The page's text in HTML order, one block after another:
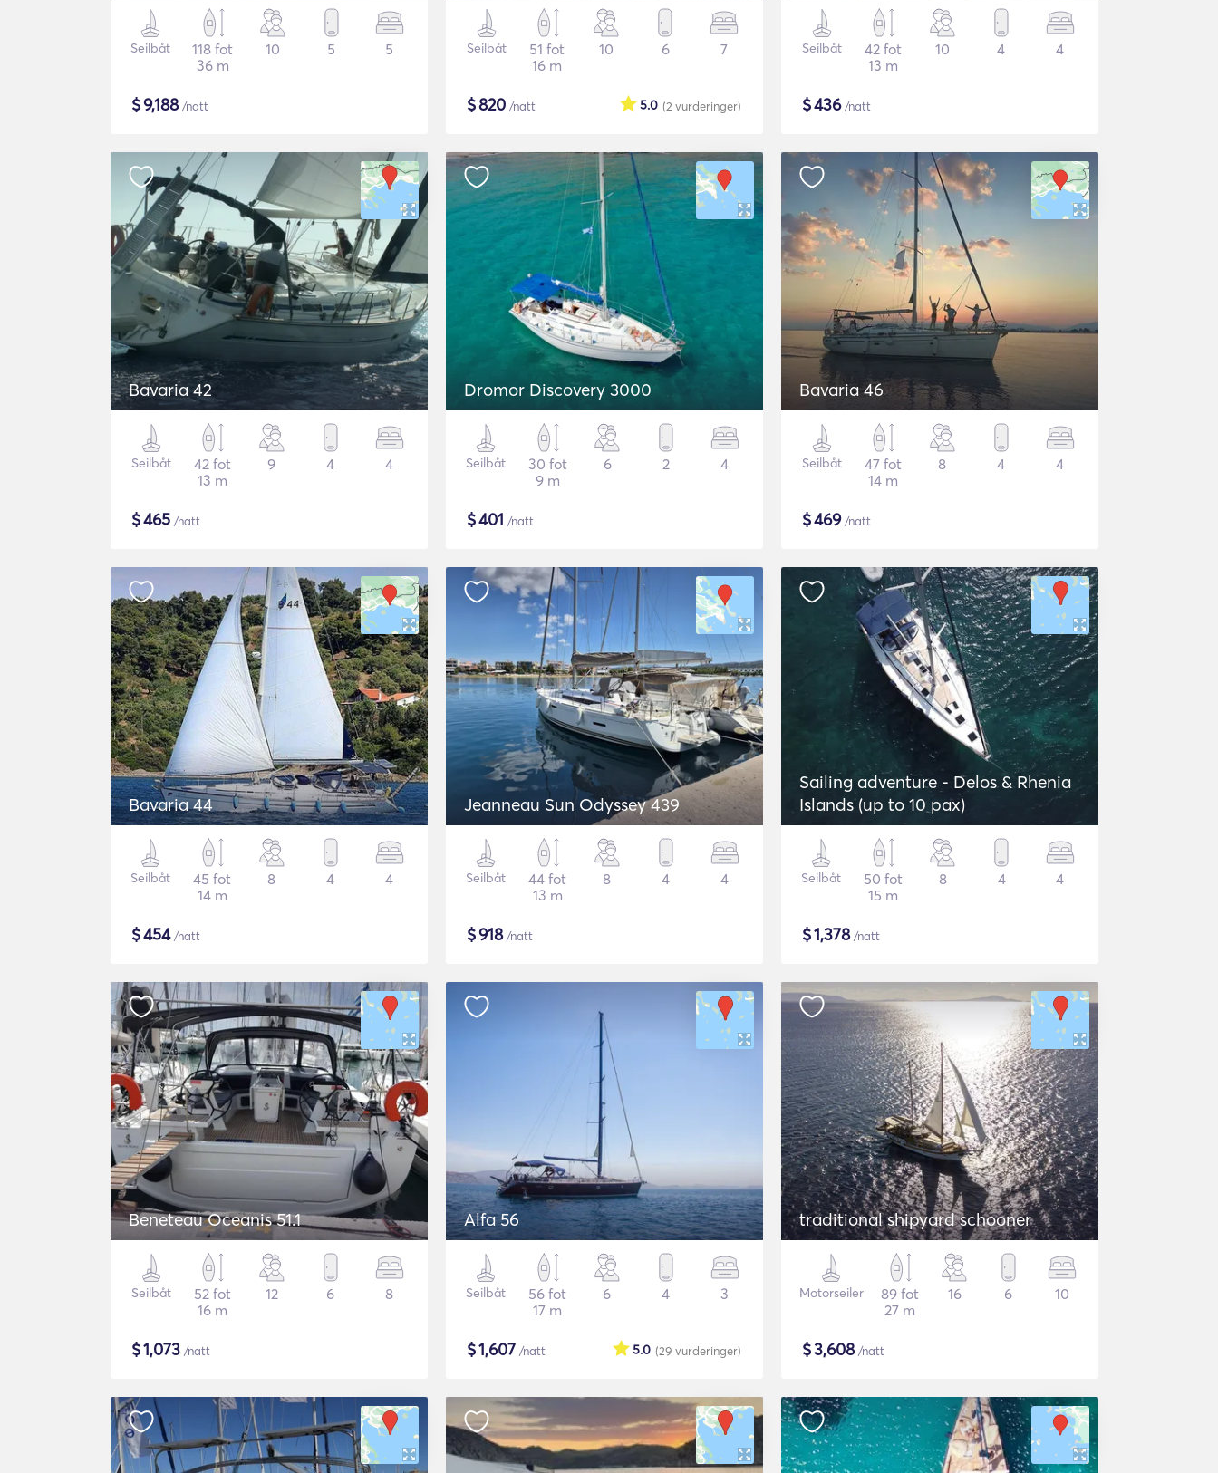
Seilbåt
118 fot
36 m
10 5 5
$9,188/natt
Seilbåt
51 fot
16 m
10 6 7
$820 /natt (2 vurderinger)
5.0
Seilbåt
42 fot
13 m
10 4 4
$436/natt
Bavaria 42
Seilbåt
42 fot
13 m
9 4 4
$465 /natt
Dromor Discovery 3000
Seilbåt
30 fot
9 m
6 2 4
$401 /natt
Bavaria 46
Seilbåt
47 fot
14 m
8 4 4
$469/natt
Bavaria 44
Seilbåt
45 fot
14 m
8 4 4
$454/natt
Jeanneau Sun Odyssey 439
Seilbåt
44 fot
13 m
8 4 4
$918/natt
Sailing adventure - Delos & Rhenia
Islands (up to 10 pax)
Seilbåt
50 fot
15 m
8 4 4
$1,378/natt
Beneteau Oceanis 51.1
Seilbåt
52 fot
16 m
12 6 8
$1,073 /natt
Alfa 56
Seilbåt
56 fot
17 m
6 4 3
$1,607 /natt (29 vurderinger)
5.0
traditional shipyard schooner
Motorseiler
89 fot
27 m
16 6 10
$3,608/natt